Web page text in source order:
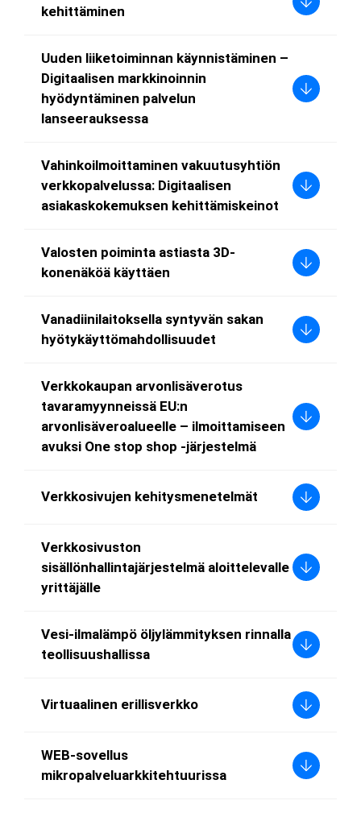
kehittäminen
Uuden liiketoiminnan käynnistäminen –
Digitaalisen markkinoinnin
hyödyntäminen palvelun
lanseerauksessa
Vahinkoilmoittaminen vakuutusyhtiön
verkkopalvelussa: Digitaalisen
asiakaskokemuksen kehittämiskeinot
Valosten poiminta astiasta 3D-
konenäköä käyttäen
Vanadiinilaitoksella syntyvän sakan
hyötykäyttömahdollisuudet
Verkkokaupan arvonlisäverotus
tavaramyynneissä EU:n
arvonlisäveroalueelle – ilmoittamiseen
avuksi One stop shop -järjestelmä
Verkkosivujen kehitysmenetelmät
Verkkosivuston
sisällönhallintajärjestelmä aloittelevalle
yrittäjälle
Vesi-ilmalämpö öljylämmityksen rinnalla
teollisuushallissa
Virtuaalinen erillisverkko
WEB-sovellus
mikropalveluarkkitehtuurissa